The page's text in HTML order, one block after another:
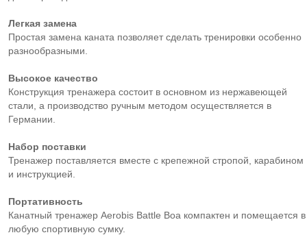
Легкая замена
Простая замена каната позволяет сделать тренировки особенно
разнообразными.
Высокое качество
Конструкция тренажера состоит в основном из нержавеющей
стали, а производство ручным методом осуществляется в
Германии.
Набор поставки
Тренажер поставляется вместе с крепежной стропой, карабином
и инструкцией.
Портативность
Канатный тренажер Aerobis Battle Boa компактен и помещается в
любую спортивную сумку.